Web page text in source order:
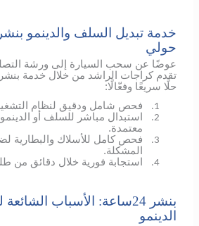
خدمة تبديل السلف والدينمو
حولي
عوضًا عن سحب السيارة إلى ورشة
تقدم كراجات الراشد من خلال خدمة
حلًا سريعًا وفعّالًا:
1. فحص شامل ودقيق لنظام
2.
استبدال مباشر للسلف أو
معتمدة.
3.
فحص كامل للأسلاك والبطارية
المشكلة.
4. استجابة فورية خلال دقائق من
بنشر 24ساعة: الأسباب
الدينمو